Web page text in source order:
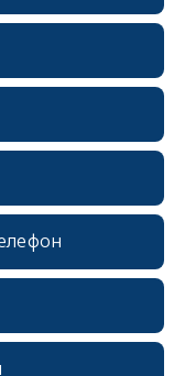
erid: 2SDnjcrDNw6